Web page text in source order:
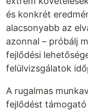
és konkrét
alacsonyabb az
azonnal – próbálj
fejlődési
felülvizsgálatok
A rugalmas
fejlődést